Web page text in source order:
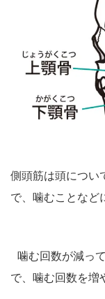
側頭筋は頭につい
で、噛むことなど
噛む回数が減っ
で、噛む回数を増